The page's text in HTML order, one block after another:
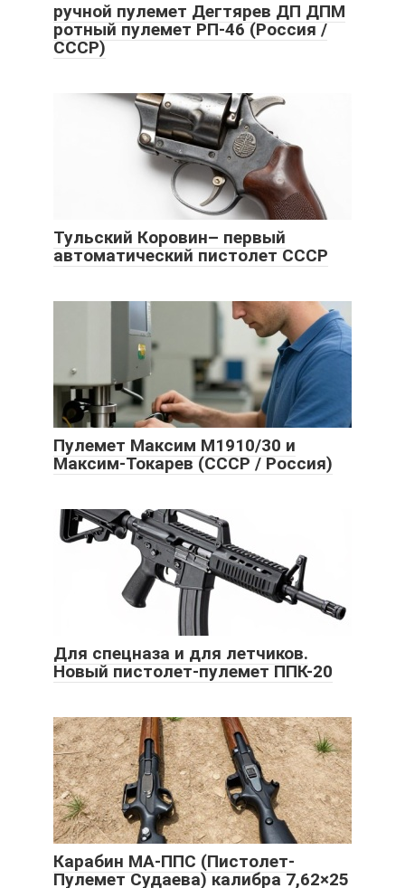
ручной пулемет Дегтярев ДП ДПМ
ротный пулемет РП-46 (Россия /
СССР)
Тульский Коровин– первый
автоматический пистолет СССР
Пулемет Максим М1910/30 и
Максим-Токарев (СССР / Россия)
Для спецназа и для летчиков.
Новый пистолет-пулемет ППК-20
Карабин МА-ППС (Пистолет-
Пулемет Судаева) калибра 7,62×25